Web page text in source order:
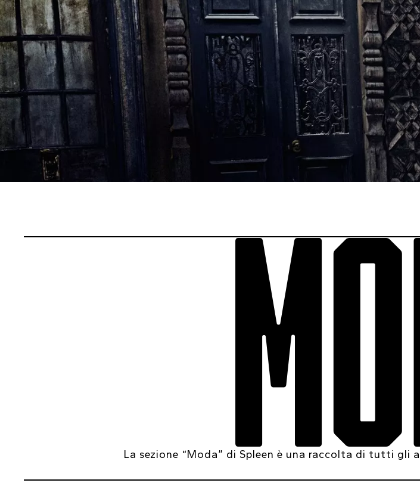
La sezione “Moda” di Spleen è una raccolta di tutti gli